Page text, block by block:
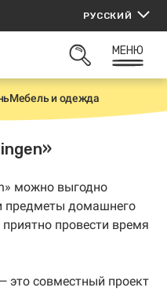
РУССКИЙ
ОТКРЫТЬ
МЕНЮ
Мебель и одежда
можно выгодно
предметы домашнего
провести время
это совместный проект